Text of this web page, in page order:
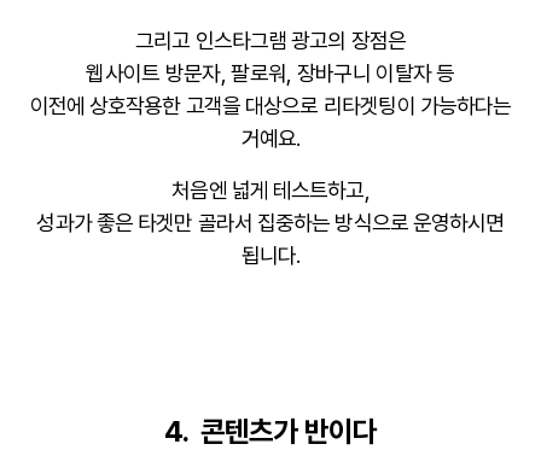
그리고 인스타그램 광고의 장점은
웹사이트 방문자, 팔로워, 장바구니 이탈자 등
이전에 상호작용한 고객을 대상으로 리타겟팅이 가능하다는
거예요.
처음엔 넓게 테스트하고,
성과가 좋은 타겟만 골라서 집중하는 방식으로 운영하시면
됩니다.
4. 콘텐츠가 반이다